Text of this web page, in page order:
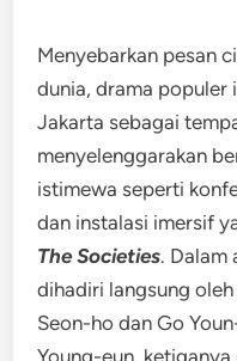
Menyebarkan pesan
dunia, drama populer
Jakarta sebagai
menyelenggarakan
istimewa seperti
dan instalasi imersif
The Societies. Dalam
dihadiri langsung
Seon-ho dan Go